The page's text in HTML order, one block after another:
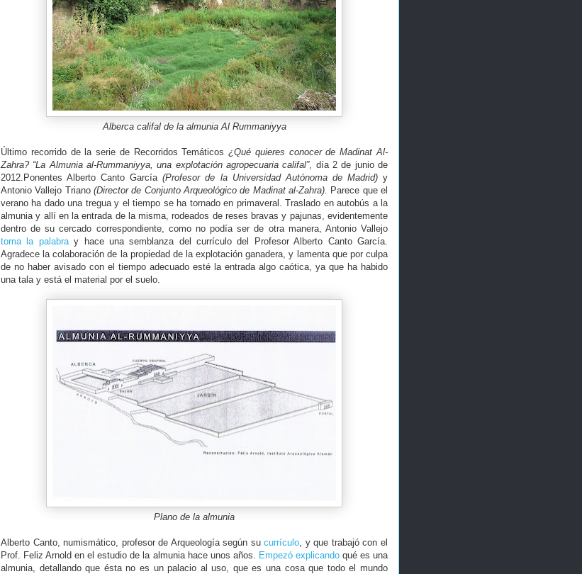
Alberca califal de la almunia Al Rummaniyya
Último recorrido de la serie de Recorridos Temáticos¿Qué quieres conocer de Madinat Al-
Zahra? “La Almunia al-Rummaniyya, una explotación agropecuaria califal”, día 2 de junio de
2012.Ponentes Alberto Canto García(Profesor de la Universidad Autónoma de Madrid)y
Antonio Vallejo Triano (Director de Conjunto Arqueológico de Madinat al-Zahra). Parece que el
verano ha dado una tregua y el tiempo se ha tornado en primaveral. Traslado en autobús a la
almunia y allí en la entrada de la misma, rodeados de reses bravas y pajunas, evidentemente
dentro de su cercado correspondiente, como no podía ser de otra manera, Antonio Vallejo
toma la palabray hace una semblanza del currículo del Profesor Alberto Canto García.
Agradece la colaboración de la propiedad de la explotación ganadera, y lamenta que por culpa
de no haber avisado con el tiempo adecuado esté la entrada algo caótica, ya que ha habido
una tala y está el material por el suelo.
Plano de la almunia
Alberto Canto, numismático, profesor de Arqueología según sucurrículo, y que trabajó con el
Prof. Feliz Arnold en el estudio de la almunia hace unos años. Empezó explicandoqué es una
almunia, detallando que ésta no es un palacio al uso, que es una cosa que todo el mundo